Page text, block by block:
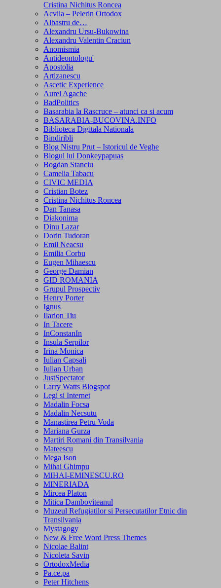
Cristina Nichitus Roncea
Acvila – Pelerin Ortodox
Albastru de…
Alexandru Ursu-Bukowina
Alexandru Valentin Craciun
Anomismia
Antideontologu'
Apostolia
Artizanescu
Ascetic Experience
Aurel Agache
BadPolitics
Basarabia la Rascruce – atunci ca si acum
BASARABIA-BUCOVINA.INFO
Biblioteca Digitala Nationala
Bindiribli
Blog Nistru Prut – Istoricul de Veghe
Blogul lui Donkeypapuas
Bogdan Stanciu
Camelia Tabacu
CIVIC MEDIA
Cristian Botez
Cristina Nichitus Roncea
Dan Tanasa
Diakonima
Dinu Lazar
Dorin Tudoran
Emil Neacsu
Emilia Corbu
Eugen Mihaescu
George Damian
GID ROMANIA
Grupul Prospectiv
Henry Porter
Ignus
Ilarion Tiu
In Tacere
InConstanIn
Insula Serpilor
Irina Monica
Iulian Capsali
Iulian Urban
JustSpectator
Larry Watts Blogspot
Legi si Internet
Madalin Focsa
Madalin Necsutu
Manastirea Petru Voda
Mariana Gurza
Martiri Romani din Transilvania
Mateescu
Mega Ison
Mihai Ghimpu
MIHAI-EMINESCU.RO
MINERIADA
Mircea Platon
Mitica Damboviteanul
Muzeul Refugiatilor si Persecutatilor Etnic din
Transilvania
Mystagogy
New & Free Word Press Themes
Nicolae Balint
Nicoleta Savin
OrtodoxMedia
Pa.ce.pa
Peter Hitchens